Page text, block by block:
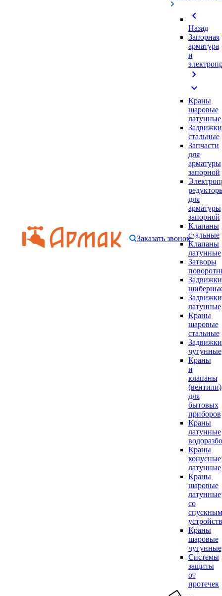
chevron_left
Назад
Запорная
арматура
и
chevron_right
expand_more
Краны
шаровые
латунные
Задвижки
стальные
Запчасти
для
арматуры
запорной
для
арматуры
запорной
Клапаны
стальные
Клапаны
латунные
Затворы
Задвижки
Задвижки
латунные
Краны
шаровые
стальные
Задвижки
чугунные
Краны
и
клапаны
(вентили)
для
бытовых
приборов
Краны
латунные
Краны
конусные
латунные
Краны
шаровые
латунные
со
спускным
Краны
шаровые
чугунные
Системы
защиты
от
протечек
Заказать звонок